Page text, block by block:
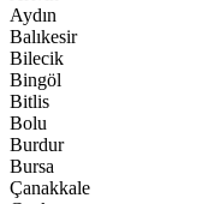
Aydın
Balıkesir
Bilecik
Bingöl
Bitlis
Bolu
Burdur
Bursa
Çanakkale